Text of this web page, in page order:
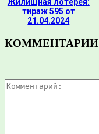
тираж 595 от
21.04.2024
КОММЕНТАРИИ